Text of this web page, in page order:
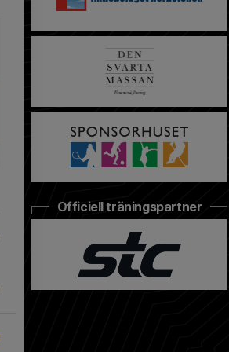
Officiell träningspartner